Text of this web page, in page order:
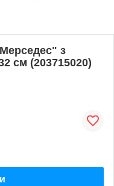
з
см (203715020)